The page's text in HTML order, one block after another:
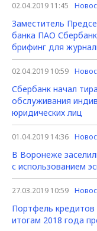
02.04.2019 11:45
Заместитель
банка ПАО
брифинг для
02.04.2019 10:59
Сбербанк начал
обслуживания
юридических лиц
01.04.2019 14:36
В Воронеже
с использованием
27.03.2019 10:59
Портфель
итогам 2018 года